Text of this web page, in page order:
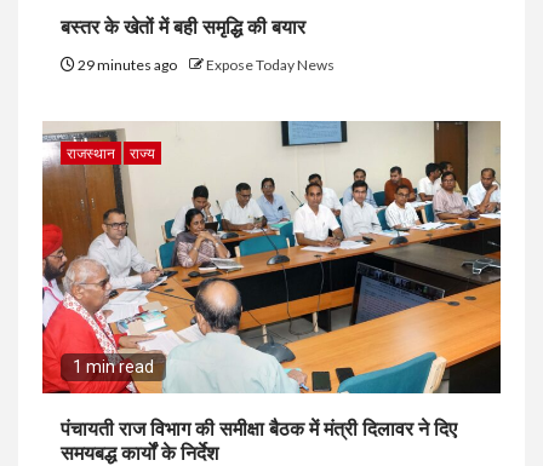
बस्तर के खेतों में बही समृद्धि की बयार
29 minutes ago Expose Today News
राजस्थान राज्य
1 min read
पंचायती राज विभाग की समीक्षा बैठक में मंत्री दिलावर ने दिए
समयबद्ध कार्यों के निर्देश